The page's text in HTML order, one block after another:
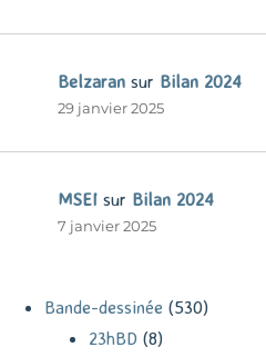
Belzaran sur Bilan 2024
29 janvier 2025
MSEI sur Bilan 2024
7 janvier 2025
Bande-dessinée (530)
23hBD (8)